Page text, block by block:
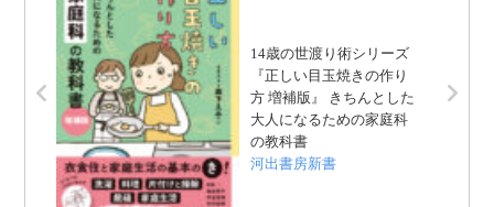
14歳の世渡り術シリーズ
『正しい目玉焼きの作り
方 増補版』 きちんとした
大人になるための家庭科
の教科書
河出書房新書